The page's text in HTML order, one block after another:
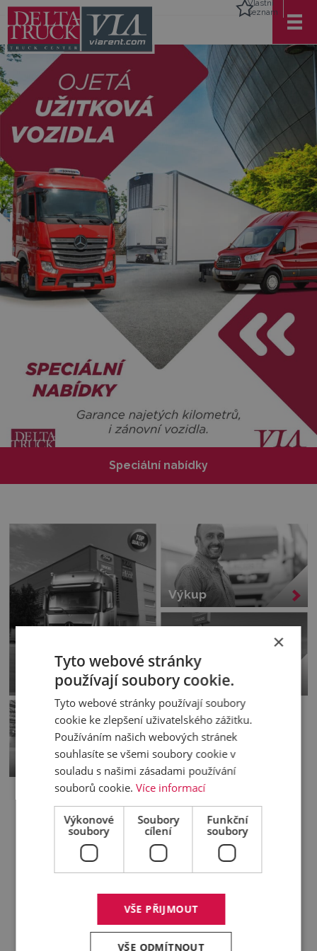
Vlastní
seznam
Speciální nabídky
Ojetý vůz
Výkup
Pobočky
Pronájem
PROČ SI VYBRAT PRÁVĚ NÁS?
12
prodané vozidlo
12
vozidlo do vozového parku
×
Tyto webové stránky
používají soubory cookie.
Tyto webové stránky používají soubory
cookie ke zlepšení uživatelského zážitku.
Používáním našich webových stránek
souhlasíte se všemi soubory cookie v
souladu s našimi zásadami používání
souborů cookie.Více informací
Výkonové
soubory
Soubory
cílení
Funkční
soubory
VŠE PŘIJMOUT
VŠE ODMÍTNOUT